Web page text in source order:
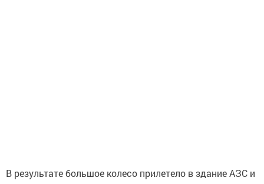
В результате большое колесо прилетело в здание АЗС и